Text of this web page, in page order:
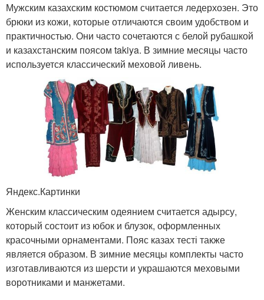
Мужским казахским костюмом считается ледерхозен. Это
брюки из кожи, которые отличаются своим удобством и
практичностью. Они часто сочетаются с белой рубашкой
и казахстанским поясом takiya. В зимние месяцы часто
используется классический меховой ливень.
Яндекс.Картинки
Женским классическим одеянием считается адырсу,
который состоит из юбок и блузок, оформленных
красочными орнаментами. Пояс казах тесті также
является образом. В зимние месяцы комплекты часто
изготавливаются из шерсти и украшаются меховыми
воротниками и манжетами.